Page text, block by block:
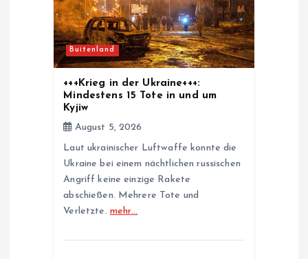
Buitenland
+++Krieg in der Ukraine+++:
Mindestens 15 Tote in und um
Kyjiw
August 5, 2026
Laut ukrainischer Luftwaffe konnte die
Ukraine bei einem nächtlichen russischen
Angriff keine einzige Rakete
abschießen. Mehrere Tote und
Verletzte. mehr…